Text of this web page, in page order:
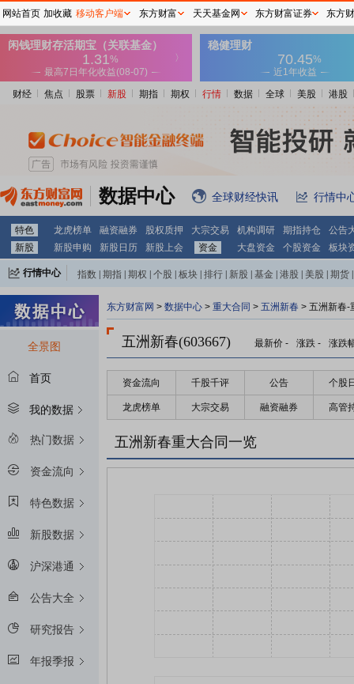
财经 焦点 股票 新股 期指 期权 行情 数据 全球 美股 港股
数据中心 全球财经快讯 行情中
特色 龙虎榜单 融资融券 股权质押 大宗交易 机构调研 期指持仓
公告
新股
新股申购 新股日历 新股上会 资金 大盘资金 个股资金 板块
行情中心 指数 期指 期权 个股 板块 排行 新股 基金 港股 美股 期货
全景图
首页
我的数据
热门数据
资金流向
特色数据
新股数据
沪深港通
公告大全
研究报告
年报季报
东方财富网 > 数据中心 > 重大合同 > 五洲新春 > 五洲新春-
五洲新春(603667) 最新价 - 涨跌 - 涨跌
资金流向 千股千评 公告 个股
龙虎榜单 大宗交易 融资融券 高管
五洲新春重大合同一览
网站首页 加收藏 移动客户端 东方财富 天天基金网 东方财富证券 东方